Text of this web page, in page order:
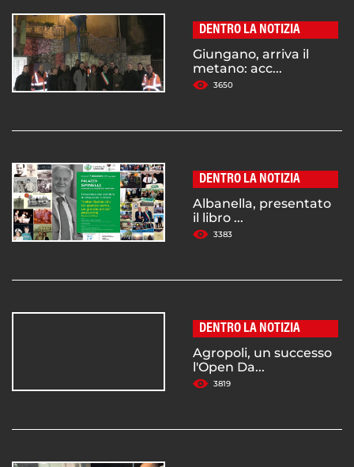
DENTRO LA NOTIZIA
Giungano, arriva il
metano: acc...
3650
DENTRO LA NOTIZIA
Albanella, presentato
il libro ...
3383
DENTRO LA NOTIZIA
Agropoli, un successo
l'Open Da...
3819